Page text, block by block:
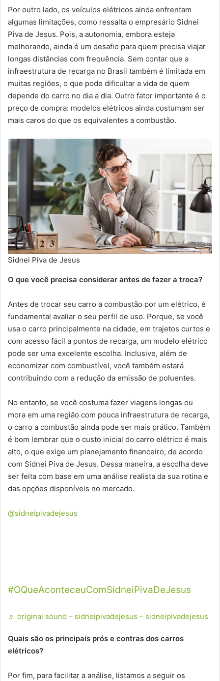
Por outro lado, os veículos elétricos ainda enfrentam
algumas limitações, como ressalta o empresário Sidnei
Piva de Jesus. Pois, a autonomia, embora esteja
melhorando, ainda é um desafio para quem precisa viajar
longas distâncias com frequência. Sem contar que a
infraestrutura de recarga no Brasil também é limitada em
muitas regiões, o que pode dificultar a vida de quem
depende do carro no dia a dia. Outro fator importante é o
preço de compra: modelos elétricos ainda costumam ser
mais caros do que os equivalentes a combustão.
Sidnei Piva de Jesus
O que você precisa considerar antes de fazer a troca?
Antes de trocar seu carro a combustão por um elétrico, é
fundamental avaliar o seu perfil de uso. Porque, se você
usa o carro principalmente na cidade, em trajetos curtos e
com acesso fácil a pontos de recarga, um modelo elétrico
pode ser uma excelente escolha. Inclusive, além de
economizar com combustível, você também estará
contribuindo com a redução da emissão de poluentes.
No entanto, se você costuma fazer viagens longas ou
mora em uma região com pouca infraestrutura de recarga,
o carro a combustão ainda pode ser mais prático. Também
é bom lembrar que o custo inicial do carro elétrico é mais
alto, o que exige um planejamento financeiro, de acordo
com Sidnei Piva de Jesus. Dessa maneira, a escolha deve
ser feita com base em uma análise realista da sua rotina e
das opções disponíveis no mercado.
@sidneipivadejesus
#OQueAconteceuComSidneiPivaDeJesus
♬ original sound – sidneipivadejesus – sidneipivadejesus
Quais são os principais prós e contras dos carros
elétricos?
Por fim, para facilitar a análise, listamos a seguir os